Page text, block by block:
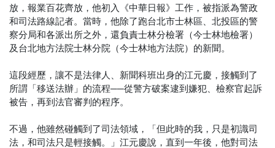
放，報業百花齊放，他初入《中華日報》工作，被指派為警政
和司法路線記者。當時，他除了跑台北市士林區、北投區的警
察分局和各派出所之外，還負責士林分檢署（今士林地檢署）
及台北地方法院士林分院（今士林地方法院）的新聞。
這段經歷，讓不是法律人、新聞科班出身的江元慶，接觸到了
所謂「移送法辦」的流程──從警方破案逮到嫌犯、檢察官起訴
被告，再到法官審判的程序。
不過，他雖然碰觸到了司法領域，「但此時的我，只是初識司
法，和司法只是輕接觸。」江元慶說，直到一年後，他對司法